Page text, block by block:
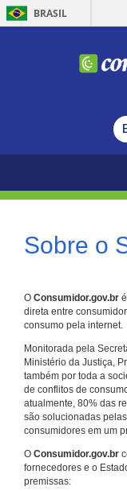
BRASIL
Sobre o
O Consumidor.gov.br
direta entre
consumo pela internet.
Monitorada pela
Ministério da Justiça,
também por toda a
de conflitos de
atualmente, 80% das
são solucionadas
consumidores em um
O Consumidor.gov.br
fornecedores e o
premissas: